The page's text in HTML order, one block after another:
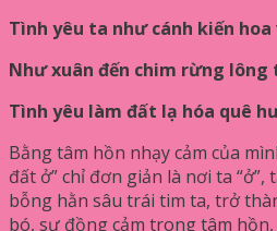
Tình yêu ta như cánh kiến hoa
Như xuân đến chim rừng lông
Tình yêu làm đất lạ hóa quê
Bằng tâm hồn nhạy cảm của
đất ở” chỉ đơn giản là nơi ta
bỗng hằn sâu trái tim ta, trở
bó, sự đồng cảm trong tâm